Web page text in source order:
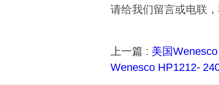
请给我们留言或电联
上一篇 : 美国
Wenesco HP1212-